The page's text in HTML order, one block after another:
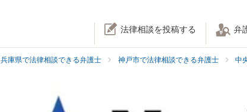
法律相談を投稿する 弁
兵庫県で法律相談できる弁護士 神戸市で法律相談できる弁護士 中